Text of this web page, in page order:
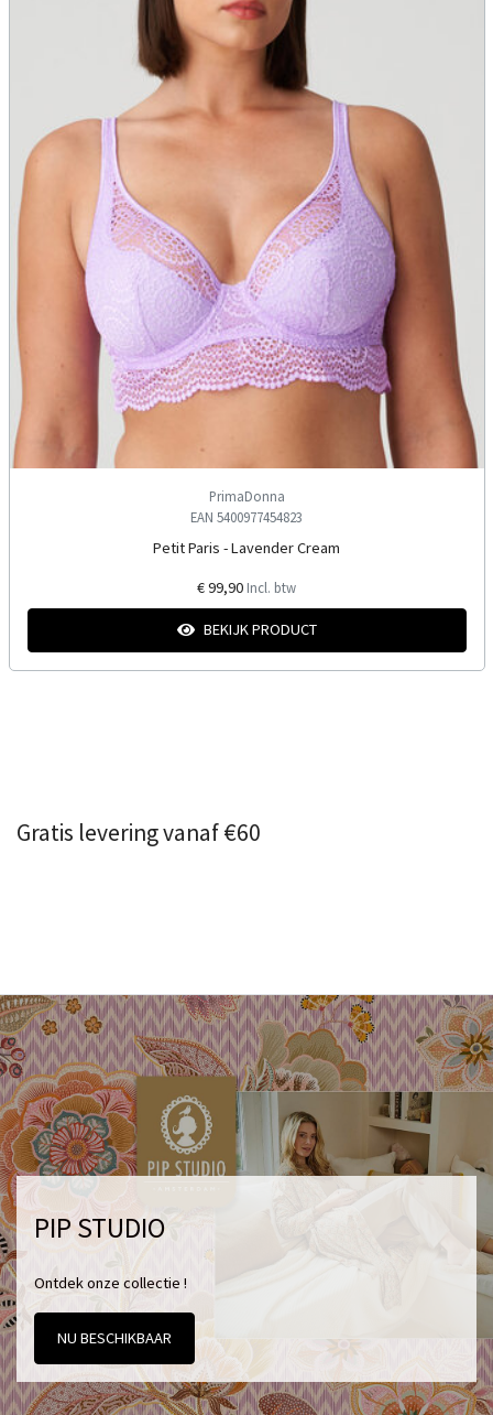
PrimaDonna
EAN 5400977454823
Petit Paris - Lavender Cream
€ 99,90 Incl. btw
BEKIJK PRODUCT
Gratis levering vanaf €60
PIP STUDIO
Ontdek onze collectie !
NU BESCHIKBAAR